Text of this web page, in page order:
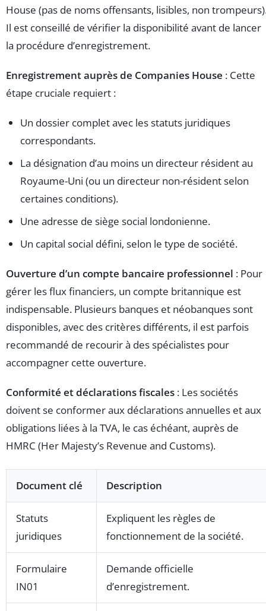
House (pas de noms offensants, lisibles, non
Il est conseillé de vérifier la disponibilité avant de lancer
la procédure d’enregistrement.
Enregistrement auprès de Companies House : Cette
étape cruciale requiert :
Un dossier complet avec les statuts juridiques
correspondants.
La désignation d’au moins un directeur résident au
Royaume-Uni (ou un directeur non-résident selon
certaines conditions).
Une adresse de siège social londonienne.
Un capital social défini, selon le type de société.
Ouverture d’un compte bancaire professionnel : Pour
gérer les flux financiers, un compte britannique est
indispensable. Plusieurs banques et néobanques sont
disponibles, avec des critères différents, il est parfois
recommandé de recourir à des spécialistes pour
accompagner cette ouverture.
Conformité et déclarations fiscales : Les sociétés
doivent se conformer aux déclarations annuelles et aux
obligations liées à la TVA, le cas échéant, auprès de
HMRC (Her Majesty’s Revenue and Customs).
Document clé Description
Statuts
juridiques
Expliquent les règles de
fonctionnement de la société.
Formulaire
IN01
Demande officielle
d’enregistrement.